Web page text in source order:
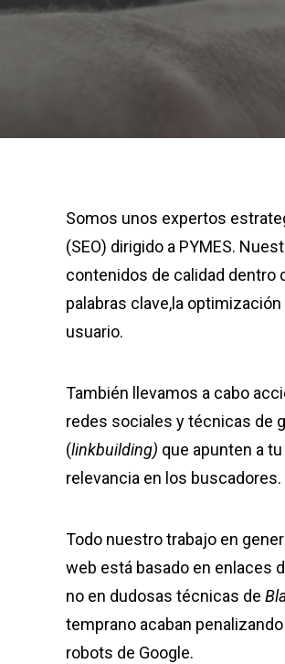
Somos unos expertos
(SEO) dirigido a PYMES.
contenidos de calidad dentro
palabras clave,la
usuario.
También llevamos a cabo
redes sociales y técnicas de
(linkbuilding) que apunten a
relevancia en los buscadores.
Todo nuestro trabajo en
web está basado en enlaces
no en dudosas técnicas de
temprano acaban
robots de Google.